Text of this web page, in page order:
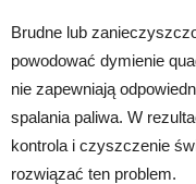
Brudne lub
powodować dymienie
nie zapewniają
spalania paliwa. W
kontrola i czyszczenie
rozwiązać ten problem.